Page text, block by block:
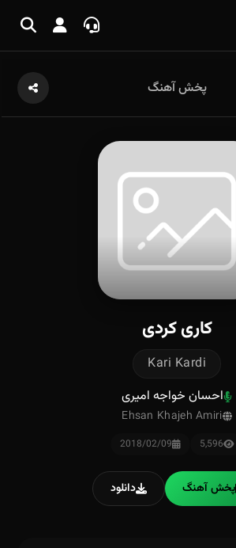
پخش آهنگ
کاری کردی
Kari Kardi
احسان خواجه امیری
Ehsan Khajeh Amiri
5,596
2018/02/09
پخش آهنگ دانلود